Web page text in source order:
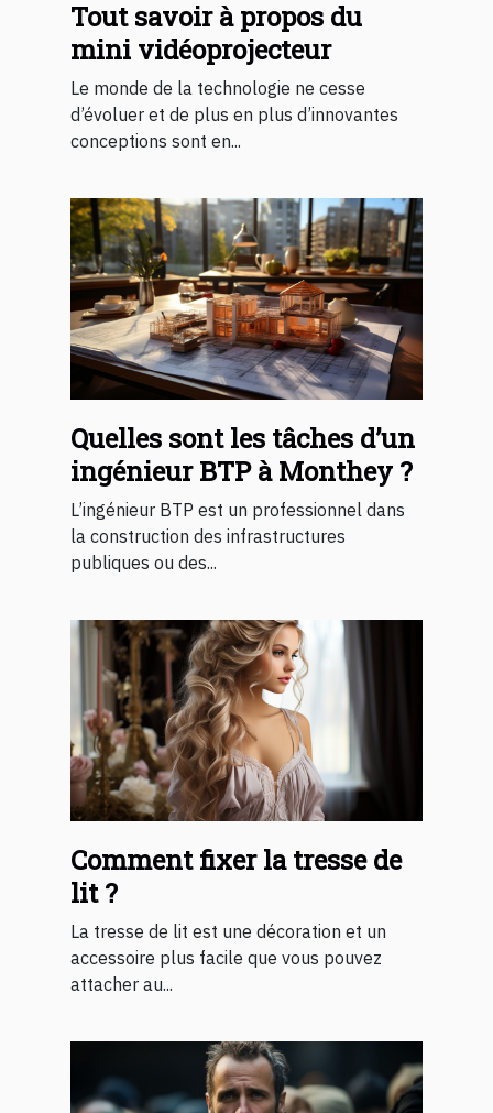
Tout savoir à propos du
mini vidéoprojecteur
Le monde de la technologie ne cesse
d’évoluer et de plus en plus d’innovantes
conceptions sont en...
Quelles sont les tâches d’un
ingénieur BTP à Monthey ?
L’ingénieur BTP est un professionnel dans
la construction des infrastructures
publiques ou des...
Comment fixer la tresse de
lit ?
La tresse de lit est une décoration et un
accessoire plus facile que vous pouvez
attacher au...